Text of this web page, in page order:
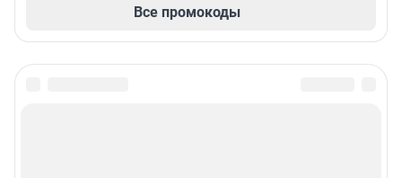
Все промокоды